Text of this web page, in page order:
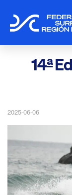
14ª
2025-06-06